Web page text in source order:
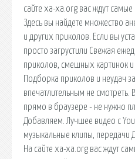
сайте xa-xa.org вас ждут
Здесь вы найдете множество
и других приколов. Если вы
просто загрустили Свежая
приколов, смешных картинок
Подборка приколов и неудач
впечатлительным не
прямо в браузере - не нужно
Добавляем. Лучшее видео с
музыкальные клипы, передачи
На сайте xa-xa.org вас ждут